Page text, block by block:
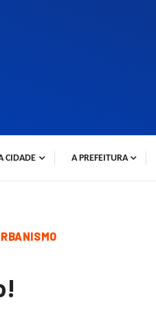
CIDADE A PREFEITURA